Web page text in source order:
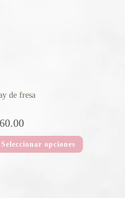
de fresa
60.00
Seleccionar opciones